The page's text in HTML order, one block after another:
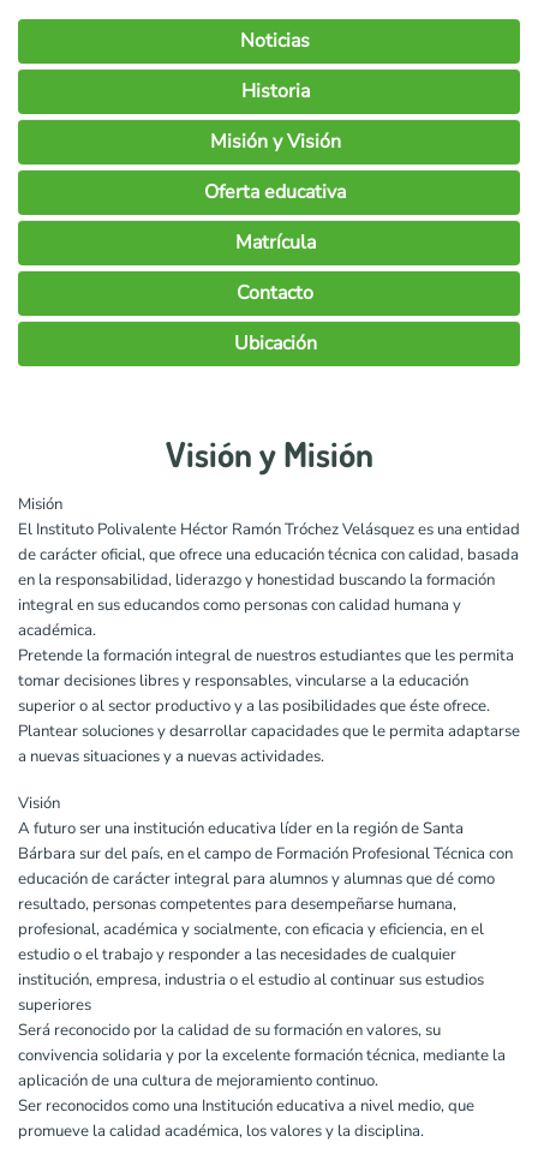
Visión y Misión
Misión
El Instituto Polivalente Héctor Ramón Tróchez Velásquez es una entidad
de carácter oficial, que ofrece una educación técnica con calidad, basada
en la responsabilidad, liderazgo y honestidad buscando la formación
integral en sus educandos como personas con calidad humana y
académica.
Pretende la formación integral de nuestros estudiantes que les permita
tomar decisiones libres y responsables, vincularse a la educación
superior o al sector productivo y a las posibilidades que éste ofrece.
Plantear soluciones y desarrollar capacidades que le permita adaptarse
a nuevas situaciones y a nuevas actividades.
Visión
A futuro ser una institución educativa líder en la región de Santa
Bárbara sur del país, en el campo de Formación Profesional Técnica con
educación de carácter integral para alumnos y alumnas que dé como
resultado, personas competentes para desempeñarse humana,
profesional, académica y socialmente, con eficacia y eficiencia, en el
estudio o el trabajo y responder a las necesidades de cualquier
institución, empresa, industria o el estudio al continuar sus estudios
superiores
Será reconocido por la calidad de su formación en valores, su
convivencia solidaria y por la excelente formación técnica, mediante la
aplicación de una cultura de mejoramiento continuo.
Ser reconocidos como una Institución educativa a nivel medio, que
promueve la calidad académica, los valores y la disciplina.
Noticias
Historia
Misión y Visión
Oferta educativa
Matrícula
Contacto
Ubicación